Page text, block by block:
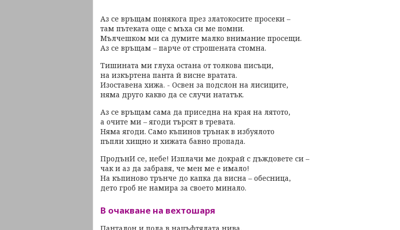
Аз се връщам понякога през златокосите просеки –
там пътеката още с мъха си ме помни.
Мълчешком ми са думите малко внимание просещи.
Аз се връщам – парче от строшената стомна.
Тишината ми глуха остана от толкова писъци,
на изкъртена панта й висне вратата.
Изоставена хижа. - Освен за подслон на лисиците,
няма друго какво да се случи нататък.
Аз се връщам сама да приседна на края на лятото,
а очите ми – ягоди търсят в тревата.
Няма ягоди. Само къпинов трънак в избуялото
пъпли хищно и хижата бавно пропада.
ПродънИ се, небе! Изплачи ме докрай с дъждовете си –
чак и аз да забравя, че мен ме е имало!
На къпиново трънче до капка да висна – обесница,
дето гроб не намира за своето минало.
В очакване на вехтошаря